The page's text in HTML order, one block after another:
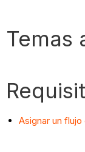
Temas
Asignar un